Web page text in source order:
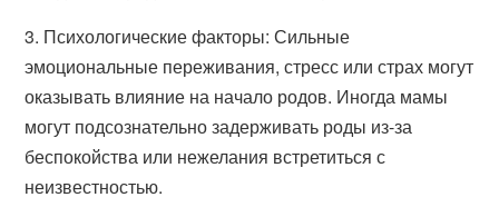
3. Психологические факторы: Сильные
эмоциональные переживания, стресс или страх могут
оказывать влияние на начало родов. Иногда мамы
могут подсознательно задерживать роды из-за
беспокойства или нежелания встретиться с
неизвестностью.